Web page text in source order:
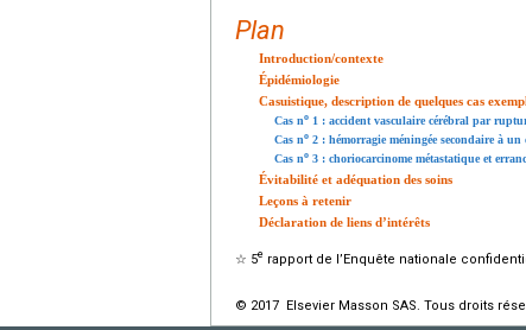
Plan
Introduction/contexte
Épidémiologie
Casuistique, description de quelques cas
Cas no 1 : accident vasculaire cérébral par
Cas no 2 : hémorragie méningée secondaire à un
Cas no 3 : choriocarcinome métastatique et
Évitabilité et adéquation des soins
Leçons à retenir
Déclaration de liens d’intérêts
☆ 5e rapport de l’Enquête nationale
© 2017 Elsevier Masson SAS. Tous droits